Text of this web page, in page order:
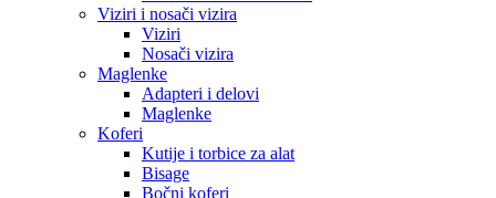
Viziri i nosači vizira
Viziri
Nosači vizira
Maglenke
Adapteri i delovi
Maglenke
Koferi
Kutije i torbice za alat
Bisage
Bočni koferi